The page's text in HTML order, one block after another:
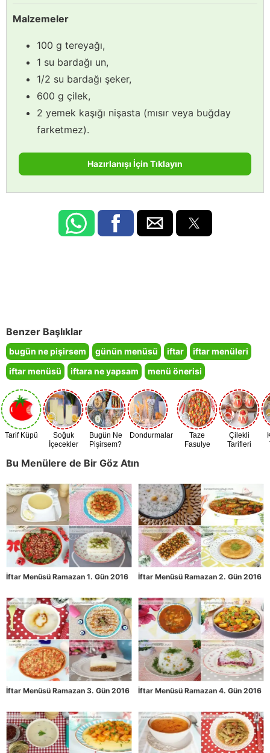
Malzemeler
100 g tereyağı,
1 su bardağı un,
1/2 su bardağı şeker,
600 g çilek,
2 yemek kaşığı nişasta (mısır veya buğday
farketmez).
Hazırlanışı İçin Tıklayın
Benzer Başlıklar
bugün ne pişirsem günün menüsü iftar
iftar menüleri
iftar menüsü
iftara ne yapsam menü önerisi
Tarif Küpü
Soğuk
İçecekler
Bugün Ne
Pişirsem?
Dondurmalar
Taze
Fasulye
Çilekli
Tarifleri
Bu Menülere de Bir Göz Atın
İftar Menüsü Ramazan 1. Gün 2016 İftar Menüsü Ramazan 2. Gün 2016
İftar Menüsü Ramazan 3. Gün 2016 İftar Menüsü Ramazan 4. Gün 2016